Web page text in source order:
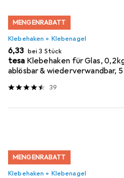
MENGENRABATT
Klebehaken + Klebenagel
EUR
6,33 bei 3 Stück
tesa Klebehaken für Glas,
ablösbar & wiederverwandbar,
39
MENGENRABATT
Klebehaken + Klebenagel